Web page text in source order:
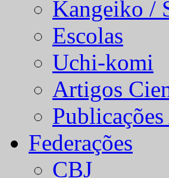
Kangeiko /
Escolas
Uchi-komi
Artigos
Federações
CBJ